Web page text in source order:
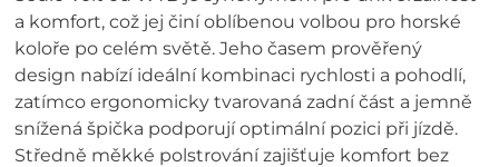
a komfort, což jej činí oblíbenou volbou pro horské
koloře po celém světě. Jeho časem prověřený
design nabízí ideální kombinaci rychlosti a pohodlí,
zatímco ergonomicky tvarovaná zadní část a jemně
snížená špička podporují optimální pozici při jízdě.
Středně měkké polstrování zajišťuje komfort bez